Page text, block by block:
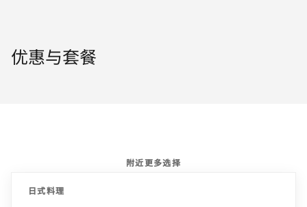
优惠与套餐
附近更多选择
日式料理